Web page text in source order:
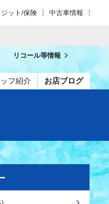
ット/保険 中古車情報
フ紹介 お店ブログ
リコール等情報